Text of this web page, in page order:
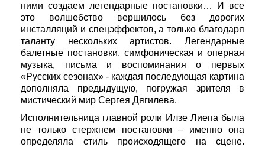
ними создаем легендарные постановки… И все
это волшебство вершилось без дорогих
инсталляций и спецэффектов, а только благодаря
таланту нескольких артистов. Легендарные
балетные постановки, симфоническая и оперная
музыка, письма и воспоминания о первых
«Русских сезонах» - каждая последующая картина
дополняла предыдущую, погружая зрителя в
мистический мир Сергея Дягилева.
Исполнительница главной роли Илзе Лиепа была
не только стержнем постановки – именно она
определяла стиль происходящего на сцене.